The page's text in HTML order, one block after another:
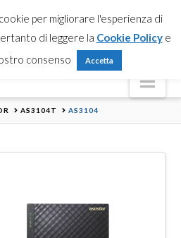
AS3104T AS3104
per migliorare l'esperienza di
di leggere la Cookie Policye
consenso
Accetta